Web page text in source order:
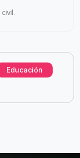
Educación